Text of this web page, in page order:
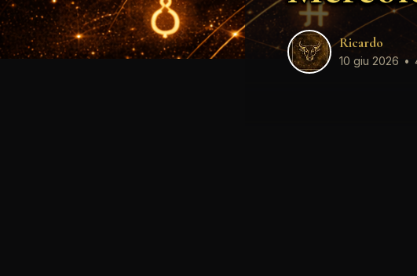
Ricardo
10 giu 2026 •